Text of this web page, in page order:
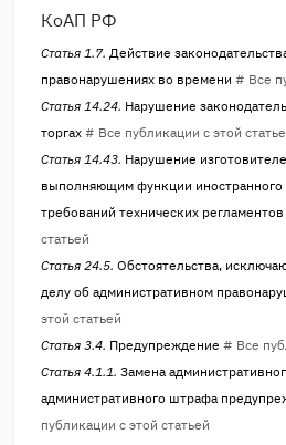
КоАП РФ
Статья 1.7. Действие
правонарушениях во времени # Все
Статья 14.24. Нарушение
торгах # Все публикации с этой
Статья 14.43. Нарушение
выполняющим функции иностранного
требований технических регламентов
статьей
Статья 24.5. Обстоятельства,
делу об административном
этой статьей
Статья 3.4. Предупреждение # Все
Статья 4.1.1. Замена
административного штрафа
публикации с этой статьей